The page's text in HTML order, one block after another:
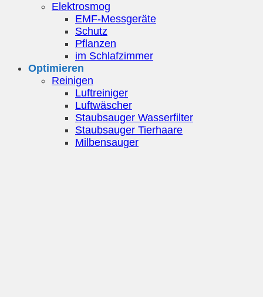
Elektrosmog
EMF-Messgeräte
Schutz
Pflanzen
im Schlafzimmer
Optimieren
Reinigen
Luftreiniger
Luftwäscher
Staubsauger Wasserfilter
Staubsauger Tierhaare
Milbensauger